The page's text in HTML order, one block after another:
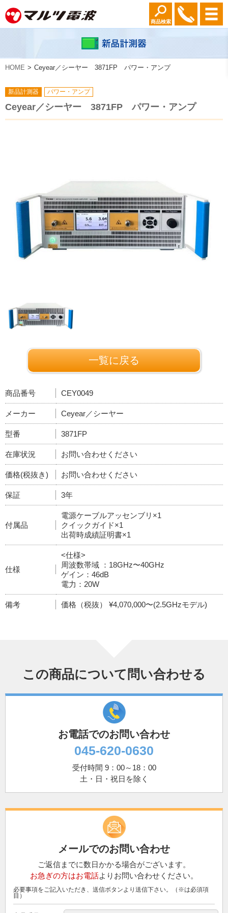
商品検索
HOME Ceyear／シーヤー 3871FP パワー・アンプ
新品計測器 パワー・アンプ
Ceyear／シーヤー 3871FP パワー・アンプ
一覧に戻る
商品番号 CEY0049
メーカー Ceyear／シーヤー
型番 3871FP
在庫状況 お問い合わせください
価格(税抜き) お問い合わせください
保証 3年
付属品
電源ケーブルアッセンブリ×1
クイックガイド×1
出荷時成績証明書×1
仕様
<仕様>
周波数帯域 ：18GHz〜40GHz
ゲイン：46dB
電力：20W
備考 価格（税抜） ¥4,070,000〜(2.5GHzモデル)
この商品について問い合わせる
お電話でのお問い合わせ
045-620-0630
受付時間 9：00～18：00
土・日・祝日を除く
メールでのお問い合わせ
ご返信までに数日かかる場合がございます。
お急ぎの方はお電話よりお問い合わせください。
必要事項をご記入いただき、送信ボタンより送信下さい。（※は必須項
目）